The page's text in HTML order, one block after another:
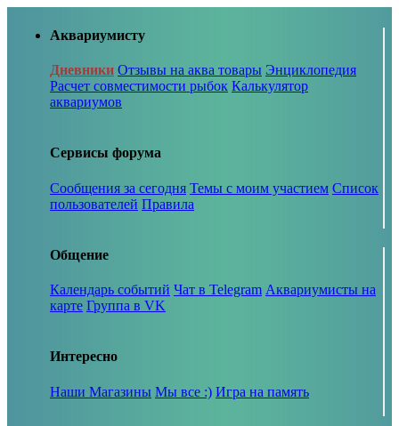
Аквариумисту
Дневники Отзывы на аква товары Энциклопедия
Расчет совместимости рыбок Калькулятор
аквариумов
Сервисы форума
Сообщения за сегодня Темы с моим участием Список
пользователей Правила
Общение
Календарь событий Чат в Telegram Аквариумисты на
карте Группа в VK
Интересно
Наши Магазины Мы все :) Игра на память